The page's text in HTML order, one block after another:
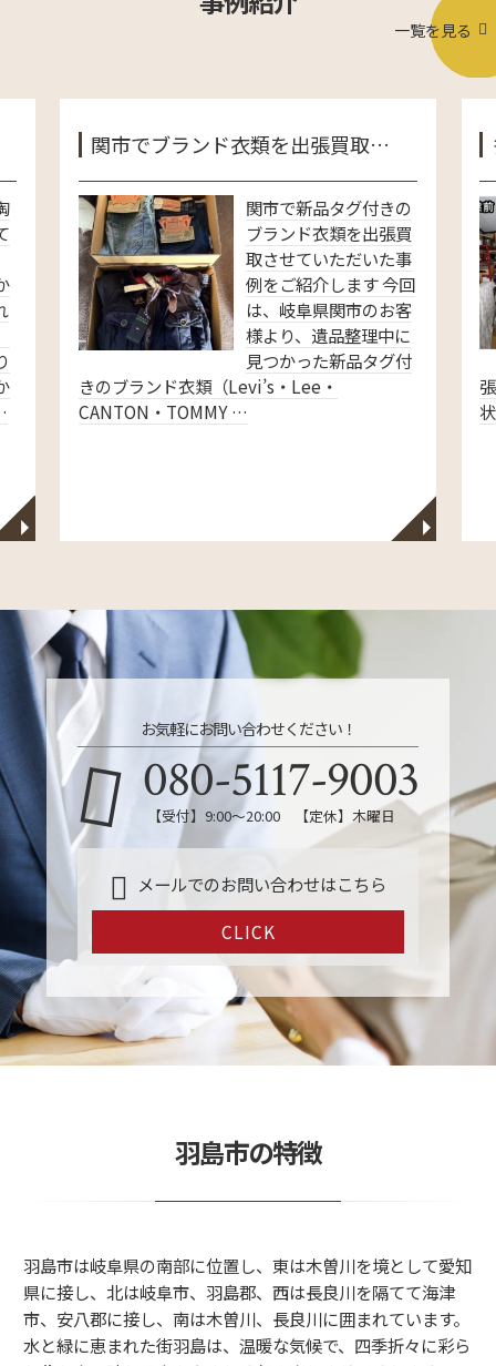
一覧を見る
◥
関市でブランド衣類を出張買取…
関市で新品タグ付きの
ブランド衣類を出張買
取させていただいた事
例をご紹介します 今回
は、岐阜県関市のお客
様より、遺品整理中に
見つかった新品タグ付
きのブランド衣類（Levi’s・Lee・
CANTON・TOMMY …
◥
お気軽にお問い合わせください！
080-5117-9003
【受付】9:00～20:00 【定休】木曜日
メールでのお問い合わせはこちら
CLICK
羽島市の特徴
羽島市は岐阜県の南部に位置し、東は木曽川を境として愛知
県に接し、北は岐阜市、羽島郡、西は長良川を隔てて海津
市、安八郡に接し、南は木曽川、長良川に囲まれています。
水と緑に恵まれた街羽島は、温暖な気候で、四季折々に彩ら